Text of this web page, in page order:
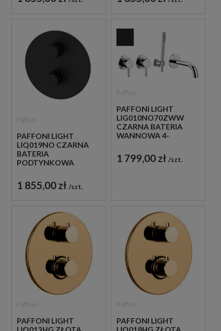
PAFFONI LIGHT
LIQ019NO CZARNA
BATERIA
PODTYNKOWA
DROŻNA
1 855,00 zł szt.
PAFFONI LIGHT
LIG010NO70ZWW
CZARNA BATERIA
WANNOWA 4-
PODTYNKOWA
1 799,00 zł szt.
PAFFONI LIGHT
PAFFONI LIGHT